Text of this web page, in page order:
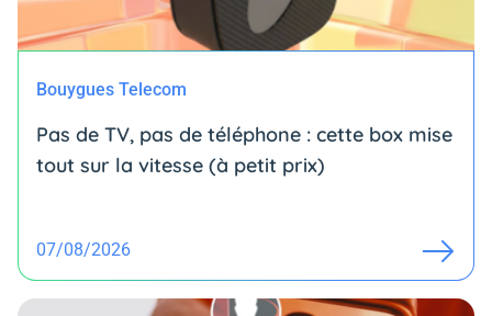
Bouygues Telecom
Pas de TV, pas de téléphone : cette box mise
tout sur la vitesse (à petit prix)
07/08/2026